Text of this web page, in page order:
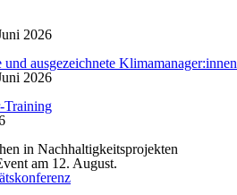
2026
ausgezeichnete Klimamanager:innen
2026
Training
in Nachhaltigkeitsprojekten
am 12. August.